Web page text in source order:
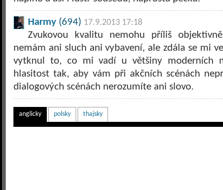
Harmy (694) 17.9.2013 17:18
Zvukovou kvalitu nemohu příliš
nemám ani sluch ani vybavení, ale zdála se mi
vytknul to, co mi vadí u většiny moderních
hlasitost tak, aby vám při akčních scénách
dialogových scénách nerozumíte ani slovo.
anglicky polsky thajsky